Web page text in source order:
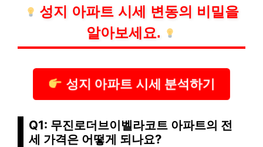
성지 아파트 시세 변동의 비밀을
알아보세요.
성지 아파트 시세 분석하기
Q1: 무진로더브이벨라코트 아파트의 전
세 가격은 어떻게 되나요?